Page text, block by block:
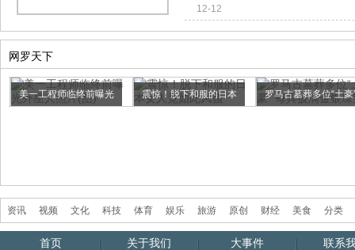
12-12
网罗天下
美一工程师临终前曝光 震惊！脱下和服的日本 罗马古墓葬多位“土豪
资讯 视频 文化 科技 体育 娱乐 旅游 原创 财经 美食 分类
首页 关于我们 大事件 联系